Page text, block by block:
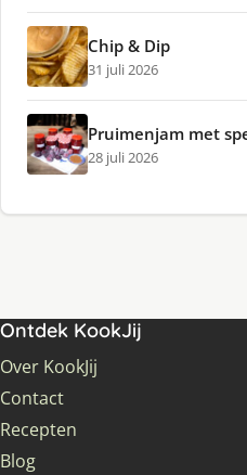
Chip & Dip
31 juli 2026
Pruimenjam met
28 juli 2026
Ontdek KookJij
Over KookJij
Contact
Recepten
Blog